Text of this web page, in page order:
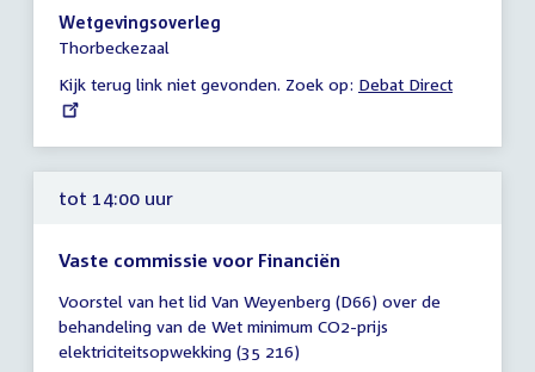
Wetgevingsoverleg
Thorbeckezaal
Kijk terug link niet gevonden. Zoek op: External
Debat Direct
tot 14:00 uur
Vaste commissie voor Financiën
vergadering
tot
14:00
Voorstel van het lid Van Weyenberg (D66) over de
behandeling van de Wet minimum CO2-prijs
elektriciteitsopwekking (35 216)